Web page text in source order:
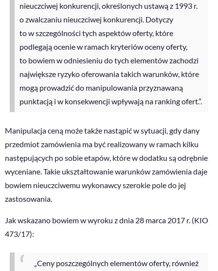
nieuczciwej konkurencji, określonych ustawą z 1993 r.
o zwalczaniu nieuczciwej konkurencji. Dotyczy
to w szczególności tych aspektów oferty, które
podlegają ocenie w ramach kryteriów oceny oferty,
to bowiem w odniesieniu do tych elementów zachodzi
największe ryzyko oferowania takich warunków, które
mogą prowadzić do manipulowania przyznawaną
punktacją i w konsekwencji wpływają na ranking ofert.”.
Manipulacja ceną może także nastąpić w sytuacji, gdy dany
przedmiot zamówienia ma być realizowany w ramach kilku
następujących po sobie etapów, które w dodatku są odrębnie
wyceniane. Takie ukształtowanie warunków zamówienia daje
bowiem nieuczciwemu wykonawcy szerokie pole do jej
zastosowania.
Jak wskazano bowiem w wyroku z dnia 28 marca 2017 r. (KIO
473/17):
„Ceny poszczególnych elementów oferty, również